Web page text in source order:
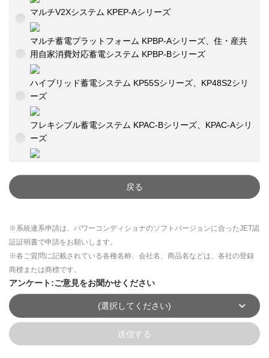
マルチV2Xシステム KPEP-Aシリーズ
マルチ蓄電プラットフォーム KPBP-Aシリーズ、住・産共
用自家消費対応蓄電システム KPBP-Bシリーズ
ハイブリッド蓄電システム KP55Sシリーズ、KP48S2シリ
ーズ
フレキシブル蓄電システム KPAC-Bシリーズ、KPAC-Aシリ
ーズ
戻る
※系統連系申請は、パワーコンディショナのソフトバージョンに合ったJET認
証証明書で申請をお願いします。
※各ご質問に記載されている各種名称、会社名、商品名などは、各社の登録
商標または商標です。
アンケート:ご意見をお聞かせください
(選択してください)
送信する